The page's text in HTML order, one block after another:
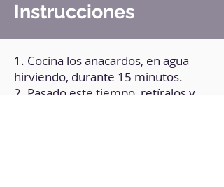
Instrucciones
1. Cocina los anacardos, en agua
hirviendo, durante 15 minutos.
2. Pasado este tiempo, retíralos y